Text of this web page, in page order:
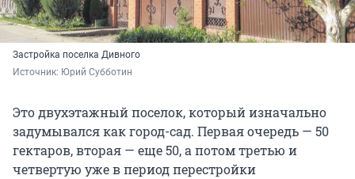
Застройка поселка Дивного
Источник: Юрий Субботин
Это двухэтажный поселок, который изначально
задумывался как город-сад. Первая очередь — 50
гектаров, вторая — еще 50, а потом третью и
четвертую уже в период перестройки